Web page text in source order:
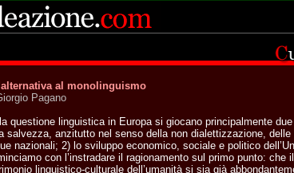
al monolinguismo
Pagano
questione linguistica in Europa si giocano principalmente
salvezza, anzitutto nel senso della non dialettizzazione, delle
nazionali; 2) lo sviluppo economico, sociale e politico
con l’instradare il ragionamento sul primo punto: che il
linguistico-culturale dell’umanità si sia già